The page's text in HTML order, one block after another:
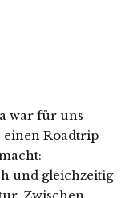
war für uns
einen Roadtrip
und gleichzeitig